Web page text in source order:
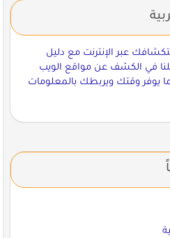
عبر الإنترنت مع دليل
في الكشف عن مواقع الويب
يوفر وقتك ويربطك بالمعلومات